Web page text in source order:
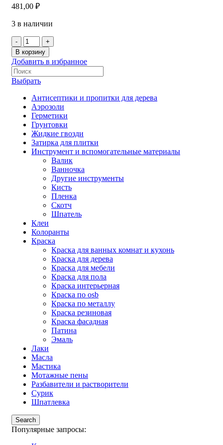
481,00 ₽
3 в наличии
В корзину
Добавить в избранное
Выбрать
Антисептики и пропитки для дерева
Аэрозоли
Герметики
Грунтовки
Жидкие гвозди
Затирка для плитки
Инструмент и вспомогательные материалы
Валик
Ванночка
Другие инструменты
Кисть
Пленка
Скотч
Шпатель
Клеи
Колоранты
Краска
Краска для ванных комнат и кухонь
Краска для дерева
Краска для мебели
Краска для пола
Краска интерьерная
Краска по osb
Краска по металлу
Краска резиновая
Краска фасадная
Патина
Эмаль
Лаки
Масла
Мастика
Мотажные пены
Разбавители и растворители
Сурик
Шпатлевка
Search
Популярные запросы: